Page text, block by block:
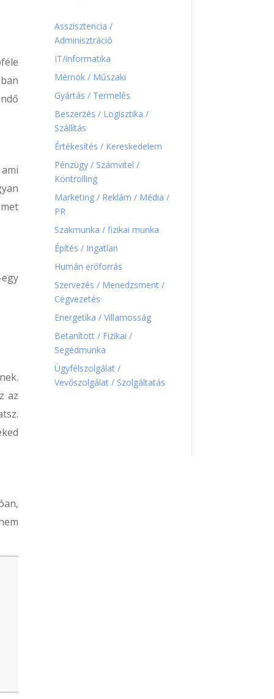
az
Asszisztencia /
Adminisztráció
IT/informatika
Mérnök / Műszaki
Gyártás / Termelés
Beszerzés / Logisztika /
Szállítás
Értékesítés / Kereskedelem
Pénzügy / Számvitel /
Kontrolling
Marketing / Reklám / Média /
PR
Szakmunka / fizikai munka
Építés / Ingatlan
Humán erőforrás
Szervezés / Menedzsment /
Cégvezetés
Energetika / Villamosság
Betanított / Fizikai /
Segédmunka
Ügyfélszolgálat /
Vevőszolgálat / Szolgáltatás